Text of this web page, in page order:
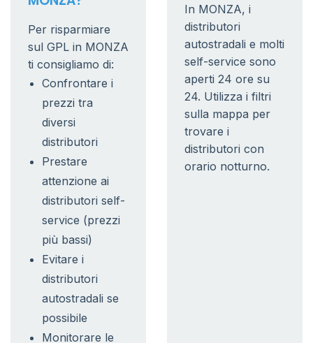
Per risparmiare
sul GPL in MONZA
ti consigliamo di:
Confrontare i
prezzi tra
diversi
distributori
Prestare
attenzione ai
distributori self-
service (prezzi
più bassi)
Evitare i
distributori
autostradali se
possibile
Monitorare le
In MONZA, i
distributori
autostradali e molti
self-service sono
aperti 24 ore su
24. Utilizza i filtri
sulla mappa per
trovare i
distributori con
orario notturno.